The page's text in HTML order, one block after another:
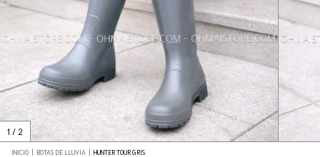
1 / 2
INICIO | BOTAS DE LLUVIA | HUNTER TOUR GRIS